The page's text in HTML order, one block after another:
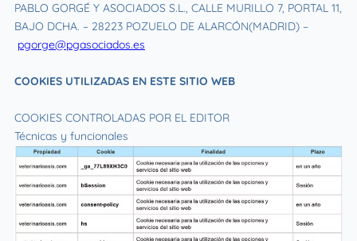
PABLO GORGÉ Y ASOCIADOS S.L., CALLE MURILLO 7, PORTAL 11,
BAJO DCHA. – 28223 POZUELO DE ALARCÓN(MADRID) –
pgorge@pgasociados.es
COOKIES UTILIZADAS EN ESTE SITIO WEB
COOKIES CONTROLADAS POR EL EDITOR
Técnicas y funcionales